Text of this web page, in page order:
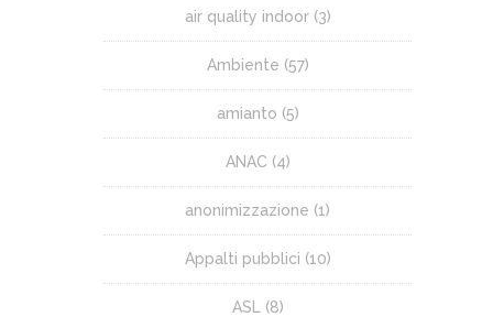
air quality indoor(3)
Ambiente (57)
amianto (5)
ANAC (4)
anonimizzazione (1)
Appalti pubblici (10)
ASL (8)